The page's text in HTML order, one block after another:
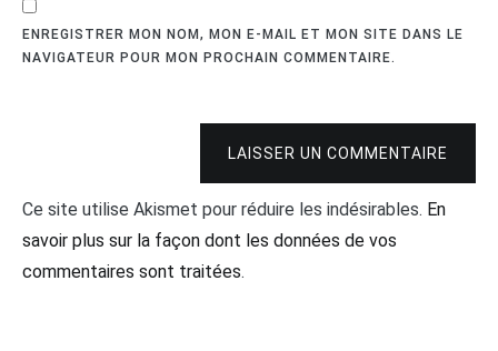
ENREGISTRER MON NOM, MON E-MAIL ET MON SITE DANS LE
NAVIGATEUR POUR MON PROCHAIN COMMENTAIRE.
LAISSER UN COMMENTAIRE
Ce site utilise Akismet pour réduire les indésirables. En
savoir plus sur la façon dont les données de vos
commentaires sont traitées.